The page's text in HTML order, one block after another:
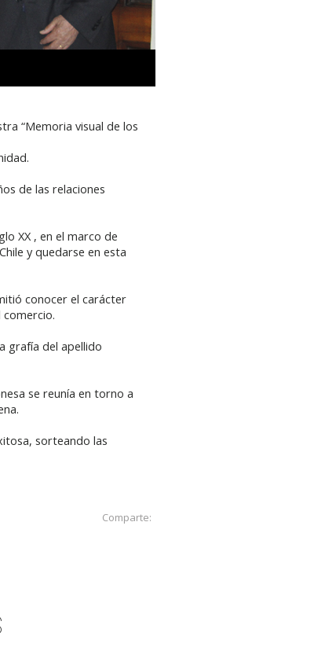
“Memoria visual de los
de las relaciones
XX , en el marco de
y quedarse en esta
conocer el carácter
grafía del apellido
se reunía en torno a
sorteando las
Comparte: